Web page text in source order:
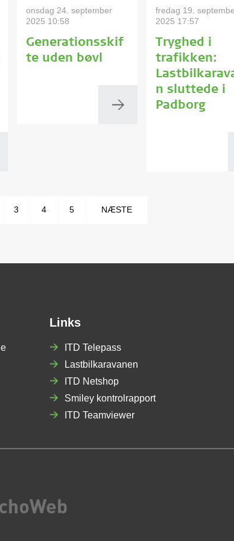
onsdag 24. september
2025 10:58
Generationsskif
te uden bøvl
fredag 19.
2025 17:57
Tryghed i
trafikken:
n sluttede i
Padborg
3 4 5 NÆSTE
Links
ITD Telepass
Lastbilkaravanen
ITD Netshop
Smiley kontrolrapport
ITD Teamviewer